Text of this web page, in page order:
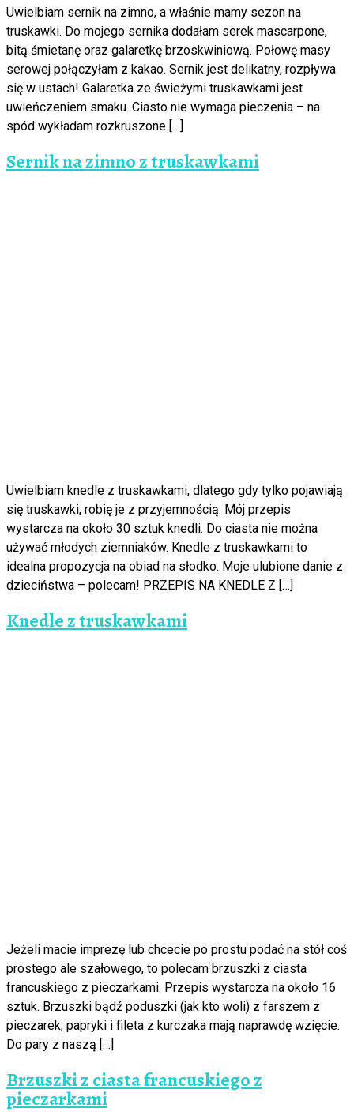
Uwielbiam sernik na zimno, a właśnie mamy sezon na
truskawki. Do mojego sernika dodałam serek mascarpone,
bitą śmietanę oraz galaretkę brzoskwiniową. Połowę masy
serowej połączyłam z kakao. Sernik jest delikatny, rozpływa
się w ustach! Galaretka ze świeżymi truskawkami jest
uwieńczeniem smaku. Ciasto nie wymaga pieczenia – na
spód wykładam rozkruszone […]
Sernik na zimno z truskawkami
Uwielbiam knedle z truskawkami, dlatego gdy tylko pojawiają
się truskawki, robię je z przyjemnością. Mój przepis
wystarcza na około 30 sztuk knedli. Do ciasta nie można
używać młodych ziemniaków. Knedle z truskawkami to
idealna propozycja na obiad na słodko. Moje ulubione danie z
dzieciństwa – polecam! PRZEPIS NA KNEDLE Z […]
Knedle z truskawkami
Jeżeli macie imprezę lub chcecie po prostu podać na stół coś
prostego ale szałowego, to polecam brzuszki z ciasta
francuskiego z pieczarkami. Przepis wystarcza na około 16
sztuk. Brzuszki bądź poduszki (jak kto woli) z farszem z
pieczarek, papryki i fileta z kurczaka mają naprawdę wzięcie.
Do pary z naszą […]
Brzuszki z ciasta francuskiego z
pieczarkami